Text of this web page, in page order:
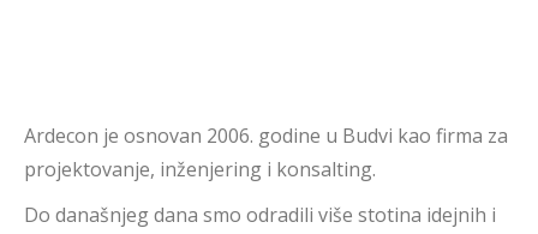
Ardecon je osnovan 2006. godine u Budvi kao firma za
projektovanje, inženjering i konsalting.
Do današnjeg dana smo odradili više stotina idejnih i